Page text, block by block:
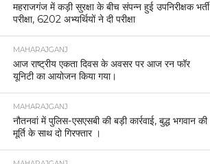
महराजगंज में कड़ी सुरक्षा के बीच संपन्न हुई उपनिरीक्षक भर्ती
परीक्षा, 6202 अभ्यर्थियों ने दी परीक्षा
MAHARAJGANJ
आज राष्ट्रीय एकता दिवस के अवसर पर आज रन फॉर
यूनिटी का आयोजन किया गया।
MAHARAJGANJ
नौतनवां में पुलिस-एसएसबी की बड़ी कार्रवाई, बुद्ध भगवान की
मूर्ति के साथ दो गिरफ्तार ।